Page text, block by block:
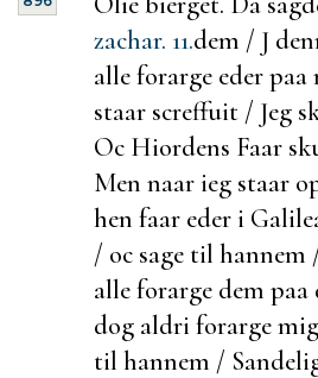
zachar. 11.dem / J
alle forarge eder
staar screffuit / Jeg
Oc Hiordens Faar
Men naar ieg staar
hen faar eder i
/ oc sage til hannem
alle forarge dem
dog aldri forarge
til hannem /